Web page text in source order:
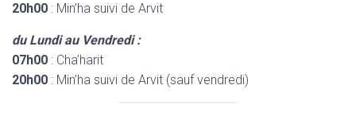
20h00 : Min’ha suivi de Arvit
du Lundi au Vendredi :
07h00 : Cha’harit
20h00 : Min’ha suivi de Arvit (sauf vendredi)